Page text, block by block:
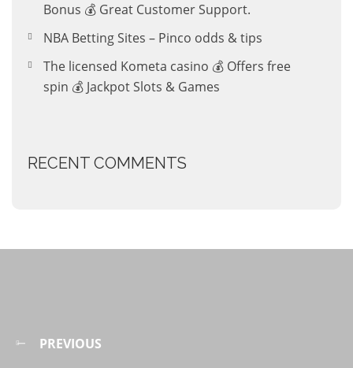
Bonus 💰 Great Customer Support.
NBA Betting Sites – Pinco odds & tips
The licensed Kometa casino 💰 Offers free
spin 💰 Jackpot Slots & Games
RECENT COMMENTS
PREVIOUS